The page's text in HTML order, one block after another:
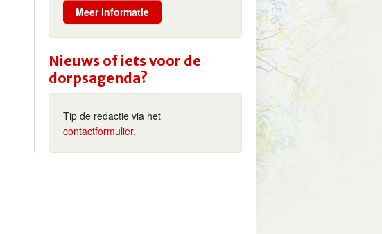
Meer informatie
Nieuws of iets voor de
dorpsagenda?
Tip de redactie via het
contactformulier.